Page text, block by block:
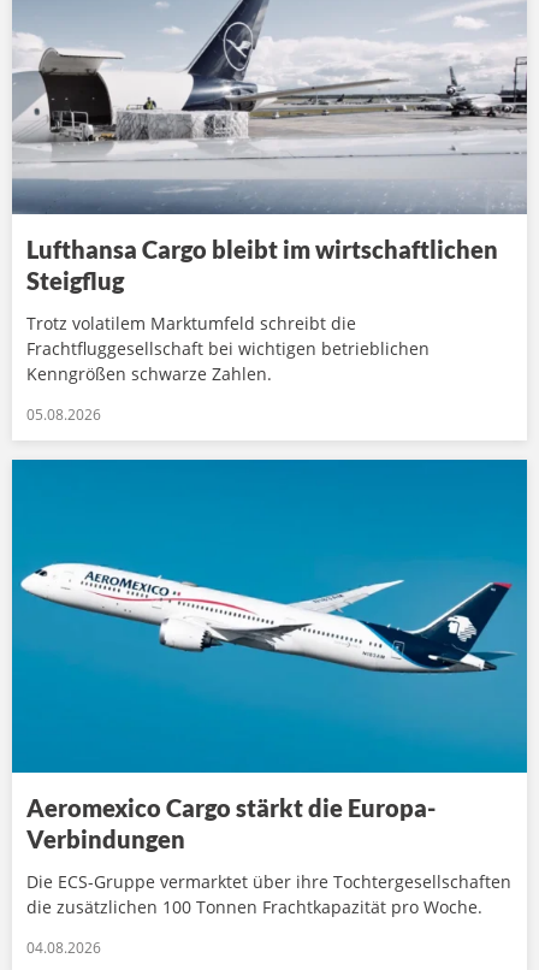
Lufthansa Cargo bleibt im wirtschaftlichen
Steigflug
Trotz volatilem Marktumfeld schreibt die
Frachtfluggesellschaft bei wichtigen betrieblichen
Kenngrößen schwarze Zahlen.
05.08.2026
Aeromexico Cargo stärkt die Europa-
Verbindungen
Die ECS-Gruppe vermarktet über ihre Tochtergesellschaften
die zusätzlichen 100 Tonnen Frachtkapazität pro Woche.
04.08.2026